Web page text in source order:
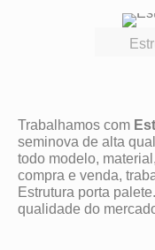
Trabalhamos com
seminova de alta
todo modelo,
compra e venda,
Estrutura porta
qualidade do